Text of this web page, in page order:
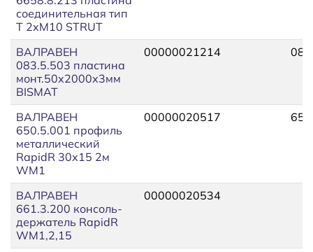
соединительная тип
T 2xM10 STRUT
ВАЛРАВЕН
083.5.503 пластина
монт.50х2000х3мм
BISMAT
00000021214
ВАЛРАВЕН
650.5.001 профиль
металлический
RapidR 30х15 2м
WM1
00000020517
ВАЛРАВЕН
661.3.200 консоль-
держатель RapidR
WM1,2,15
00000020534